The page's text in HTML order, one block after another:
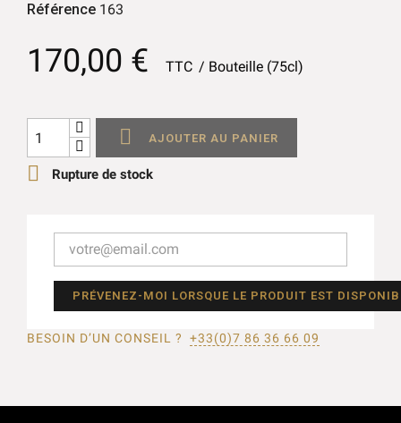
Référence 163
170,00 € TTC Bouteille (75cl)
 AJOUTER AU PANIER
 Rupture de stock
PRÉVENEZ-MOI LORSQUE LE PRODUIT EST
BESOIN D’UN CONSEIL ? +33(0)7 86 36 66 09